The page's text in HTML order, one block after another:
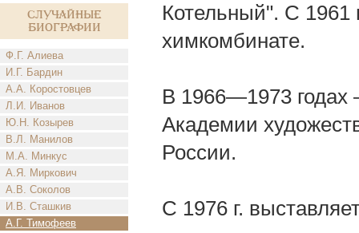
Случайные
биографии
Ф.Г. Алиева
И.Г. Бардин
А.А. Коростовцев
Л.И. Иванов
Ю.Н. Козырев
В.Л. Манилов
М.А. Минкус
А.Я. Миркович
А.В. Соколов
И.В. Сташкив
А.Г. Тимофеев
Котельный". С 1961
химкомбинате.
В 1966—1973 годах
Академии
России.
С 1976 г.